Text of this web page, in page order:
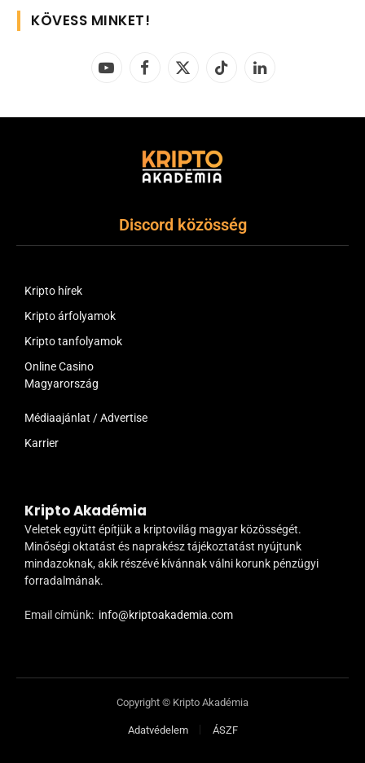
KÖVESS MINKET!
YouTubeFacebook
X
TikTok LinkedIn
Discord közösség
Kripto hírek
Kripto árfolyamok
Kripto tanfolyamok
Online Casino
Magyarország
Médiaajánlat / Advertise
Karrier
Kripto Akadémia
Veletek együtt építjük a kriptovilág magyar közösségét.
Minőségi oktatást és naprakész tájékoztatást nyújtunk
mindazoknak, akik részévé kívánnak válni korunk pénzügyi
forradalmának.
Email címünk: info@kriptoakademia.com
Copyright © Kripto Akadémia
Adatvédelem ÁSZF